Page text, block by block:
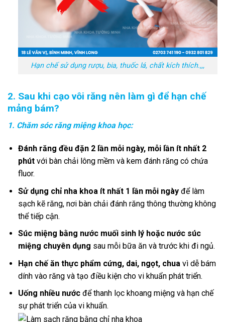
Hạn chế sử dụng rượu, bia, thuốc lá, chất kích thích.,,,
2. Sau khi cạo vôi răng nên làm gì để hạn chế
mảng bám?
1. Chăm sóc răng miệng khoa học:
Đánh răng đều đặn 2 lần mỗi ngày, mỗi lần ít nhất 2
phútvới bàn chải lông mềm và kem đánh răng có chứa
fluor.
Sử dụng chỉ nha khoa ít nhất 1 lần mỗi ngàyđể làm
sạch kẽ răng, nơi bàn chải đánh răng thông thường không
thể tiếp cận.
Súc miệng bằng nước muối sinh lý hoặc nước súc
miệng chuyên dụng sau mỗi bữa ăn và trước khi đi ngủ.
Hạn chế ăn thực phẩm cứng, dai, ngọt, chuavì dễ bám
dính vào răng và tạo điều kiện cho vi khuẩn phát triển.
Uống nhiều nướcđể thanh lọc khoang miệng và hạn chế
sự phát triển của vi khuẩn.